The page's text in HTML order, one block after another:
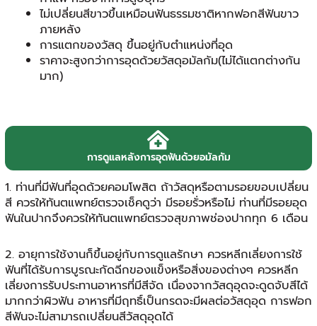
ไม่เปลี่ยนสีขาวขึ้นเหมือนฟันธรรมชาติหากฟอกสีฟันขาว
ภายหลัง
การแตกของวัสดุ ขึ้นอยู่กับตำแหน่งที่อุด
ราคาจะสูงกว่าการอุดด้วยวัสดุอมัลกัม(ไม่ได้แตกต่างกัน
มาก)
การดูแลหลังการอุดฟันด้วยอมัลกัม
1. ท่านที่มีฟันที่อุดด้วยคอมโพสิต ถ้าวัสดุหรือตามรอยขอบเปลี่ยน
สี ควรให้ทันตแพทย์ตรวจเช็คดูว่า มีรอยรั่วหรือไม่ ท่านที่มีรอยอุด
ฟันในปากจึงควรให้ทันตแพทย์ตรวจสุขภาพช่องปากทุก 6 เดือน
2. อายุการใช้งานก็ขึ้นอยู่กับการดูแลรักษา ควรหลีกเลี่ยงการใช้
ฟันที่ได้รับการบูรณะกัดฉีกของแข็งหรือสิ่งของต่างๆ ควรหลีก
เลี่ยงการรับประทานอาหารที่มีสีจัด เนื่องจากวัสดุอุดจะดูดจับสีได้
มากกว่าผิวฟัน อาหารที่มีฤทธิ์เป็นกรดจะมีผลต่อวัสดุอุด การฟอก
สีฟันจะไม่สามารถเปลี่ยนสีวัสดุอุดได้